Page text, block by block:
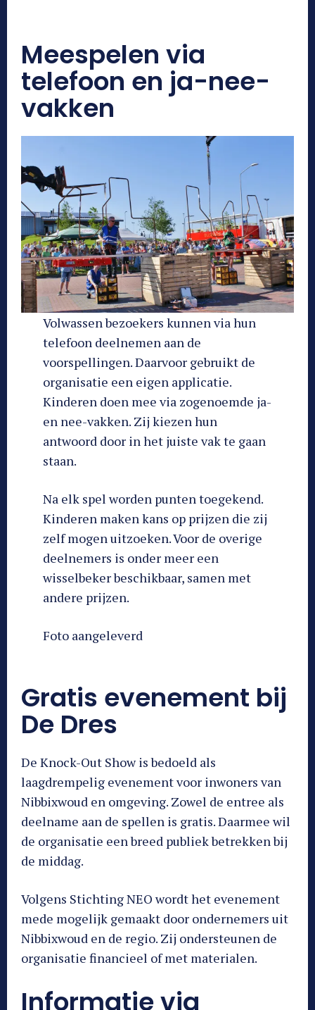
Meespelen via
telefoon en ja-nee-
vakken
Volwassen bezoekers kunnen via hun
telefoon deelnemen aan de
voorspellingen. Daarvoor gebruikt de
organisatie een eigen applicatie.
Kinderen doen mee via zogenoemde ja-
en nee-vakken. Zij kiezen hun
antwoord door in het juiste vak te gaan
staan.
Na elk spel worden punten toegekend.
Kinderen maken kans op prijzen die zij
zelf mogen uitzoeken. Voor de overige
deelnemers is onder meer een
wisselbeker beschikbaar, samen met
andere prijzen.
Foto aangeleverd
Gratis evenement bij
De Dres
De Knock-Out Show is bedoeld als
laagdrempelig evenement voor inwoners van
Nibbixwoud en omgeving. Zowel de entree als
deelname aan de spellen is gratis. Daarmee wil
de organisatie een breed publiek betrekken bij
de middag.
Volgens Stichting NEO wordt het evenement
mede mogelijk gemaakt door ondernemers uit
Nibbixwoud en de regio. Zij ondersteunen de
organisatie financieel of met materialen.
Informatie via